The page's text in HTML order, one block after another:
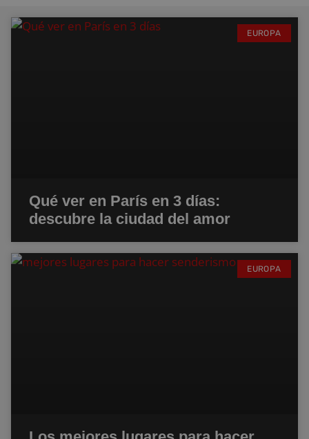
EUROPA
Qué ver en París en 3 días:
descubre la ciudad del amor
EUROPA